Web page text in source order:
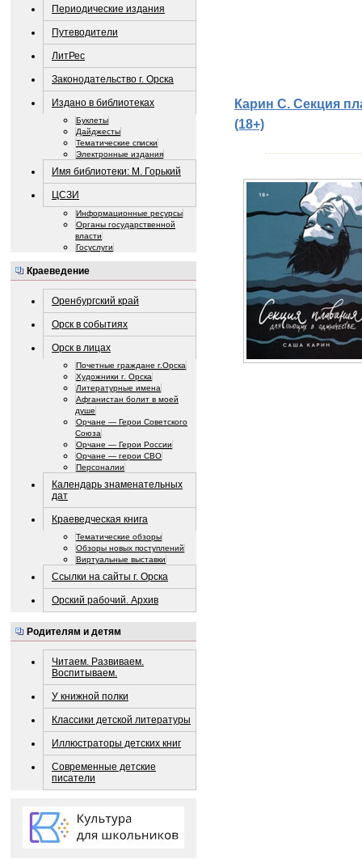
Периодические издания
Путеводители
ЛитРес
Законодательство г. Орска
Издано в библиотеках
Буклеты
Дайджесты
Тематические списки
Электронные издания
Имя библиотеки: М. Горький
ЦСЗИ
Информационные ресурсы
Органы государственной
власти
Госуслуги
Краеведение
Оренбургский край
Орск в событиях
Орск в лицах
Почетные граждане г.Орска
Художники г. Орска
Литературные имена
Афганистан болит в моей
душе
Орчане — Герои Советского
Союза
Орчане — Герои России
Орчане — герои СВО
Персоналии
Календарь знаменательных
дат
Краеведческая книга
Тематические обзоры
Обзоры новых поступлений
Виртуальные выставки
Ссылки на сайты г. Орска
Орский рабочий. Архив
Родителям и детям
Читаем. Развиваем.
Воспитываем.
У книжной полки
Классики детской литературы
Иллюстраторы детских книг
Современные детские
писатели
Карин С. Секция
(18+)